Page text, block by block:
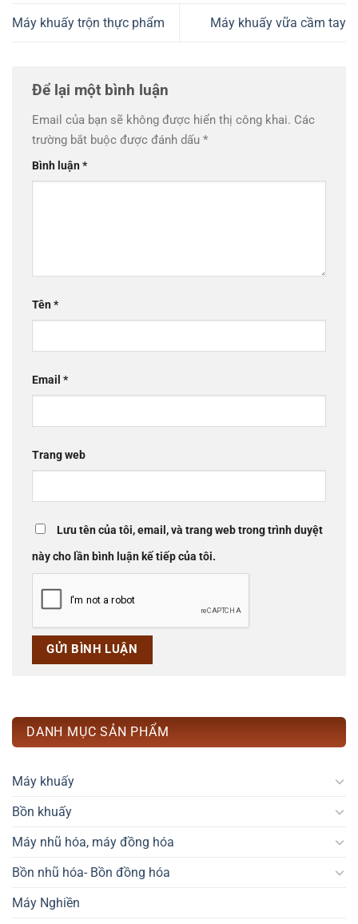
Máy khuấy trộn thực phẩm Máy khuấy vữa cầm tay
Để lại một bình luận
Email của bạn sẽ không được hiển thị công khai. Các
trường bắt buộc được đánh dấu *
Bình luận*
Tên*
Email *
Trang web
Lưu tên của tôi, email, và trang web trong trình duyệt
này cho lần bình luận kế tiếp của tôi.
DANH MỤC SẢN PHẨM
Máy khuấy
Bồn khuấy
Máy nhũ hóa, máy đồng hóa
Bồn nhũ hóa- Bồn đồng hóa
Máy Nghiền